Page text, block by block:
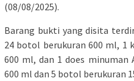
(08/08/2025).
Barang bukti yang disita
24 botol berukuran 600 ml, 1
600 ml, dan 1 does
600 ml dan 5 botol berukuran